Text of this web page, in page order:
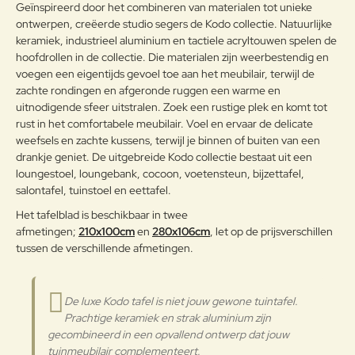
voor gebruik binnenshuis en
buitenshuis
Onderhoudsadvies
Aluminium
Aluminium schoonmaken met
groene zeep en water, liever niet
met een sterk ontvettend
schoonmaakmiddel. Autowas en
autoshampoo zijn ook geschikte
producten om aluminium lang
mooi te houden.
onderhoudsvrij! Buiten zal regen
het oppervlak op natuurlijke wijze
reinigen. Mocht je de tafel toch
keramische reiniger zullen de klus
klaren.
Buitenkussens
Note:HTML-code wordt niet vertaald!
Waardering:
Waarderin
g:
Slecht Goed
Verder
Geïnspireerd door het combineren van materialen tot unieke
ontwerpen, creëerde studio segers de Kodo collectie. Natuurlijke
keramiek, industrieel aluminium en tactiele acryltouwen spelen de
hoofdrollen in de collectie. Die materialen zijn weerbestendig en
voegen een eigentijds gevoel toe aan het meubilair, terwijl de
zachte rondingen en afgeronde ruggen een warme en
uitnodigende sfeer uitstralen. Zoek een rustige plek en komt tot
rust in het comfortabele meubilair. Voel en ervaar de delicate
weefsels en zachte kussens, terwijl je binnen of buiten van een
drankje geniet. De uitgebreide Kodo collectie bestaat uit een
loungestoel, loungebank, cocoon, voetensteun, bijzettafel,
salontafel, tuinstoel en eettafel.
Het tafelblad is beschikbaar in twee
afmetingen; 210x100cmen 280x106cm, let op de prijsverschillen
tussen de verschillende afmetingen.
De luxe Kodo tafel is niet jouw gewone tuintafel.
Prachtige keramiek en strak aluminium zijn
gecombineerd in een opvallend ontwerp dat jouw
tuinmeubilair complementeert.